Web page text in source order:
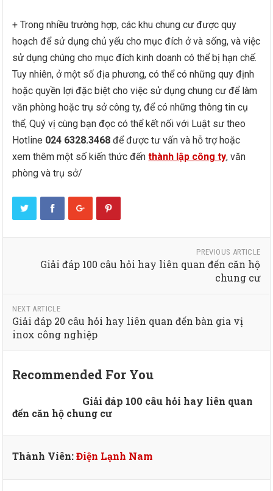
+ Trong nhiều trường hợp, các khu chung cư được quy
hoạch để sử dụng chủ yếu cho mục đích ở và sống, và việc
sử dụng chúng cho mục đích kinh doanh có thể bị hạn chế.
Tuy nhiên, ở một số địa phương, có thể có những quy định
hoặc quyền lợi đặc biệt cho việc sử dụng chung cư để làm
văn phòng hoặc trụ sở công ty, để có những thông tin cụ
thể, Quý vị cùng bạn đọc có thể kết nối với Luật sư theo
Hotline 024 6328.3468 để được tư vấn và hỗ trợ hoặc
xem thêm một số kiến thức đếnthành lập công ty, văn
phòng và trụ sở/
PREVIOUS ARTICLE
Giải đáp 100 câu hỏi hay liên quan đến căn hộ
chung cư
NEXT ARTICLE
Giải đáp 20 câu hỏi hay liên quan đến bàn gia vị
inox công nghiệp
Recommended For You
Giải đáp 100 câu hỏi hay liên quan
đến căn hộ chung cư
Thành Viên:Điện Lạnh Nam